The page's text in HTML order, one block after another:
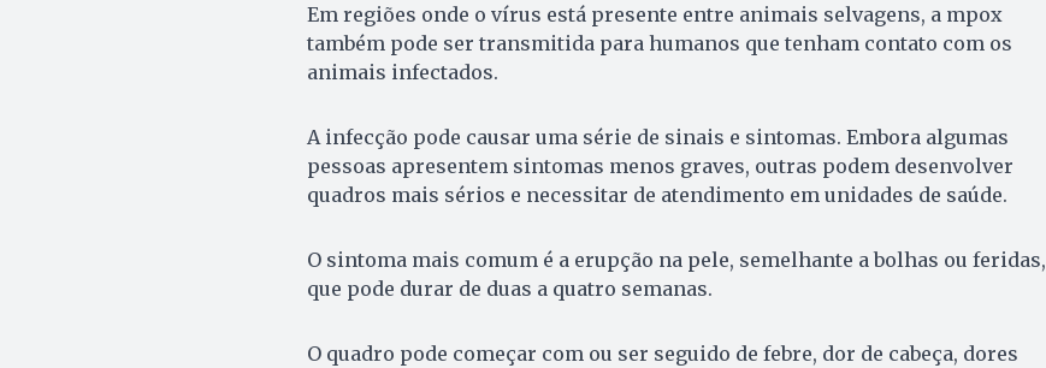
Em regiões onde o vírus está presente entre animais selvagens, a mpox
também pode ser transmitida para humanos que tenham contato com os
animais infectados.
A infecção pode causar uma série de sinais e sintomas. Embora algumas
pessoas apresentem sintomas menos graves, outras podem desenvolver
quadros mais sérios e necessitar de atendimento em unidades de saúde.
O sintoma mais comum é a erupção na pele, semelhante a bolhas ou feridas,
que pode durar de duas a quatro semanas.
O quadro pode começar com ou ser seguido de febre, dor de cabeça, dores